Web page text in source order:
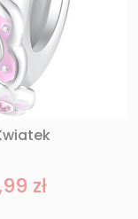
zł